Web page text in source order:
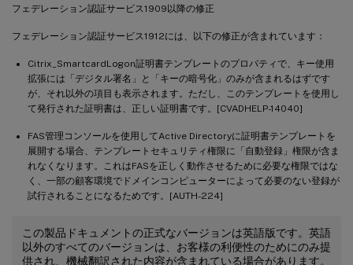
フェデレーション認証サービス1909以降の修正
フェデレーション認証サービス1912には、以下の修正が含まれています：
Citrix_SmartcardLogon証明書テンプレートのプロパティで、キー使用
拡張には「デジタル署名」と「キーの暗号化」のみが含まれるはずです
が、それ以外の項目も表示されます。ただし、このテンプレートを使用し
て発行された証明書は、正しい証明書です。[CVADHELP-14040]
FAS管理コンソールを使用してActive Directoryに証明書テンプレートを
展開する場合、テンプレートセキュリティ権限に「自動登録」権限が含ま
れなくなります。これはFASを正しく動作させるために必要な権限ではな
く、一部の顧客環境でドメインコンピューターによって必要のない登録が
試行されることになるためです。[AUTH-224]
この製品ドキュメントの正式なバージョンは英語版です。英語
以外のすべてのバージョンは、お客様の利便性のためにのみ提
供され、機械翻訳された内容が含まれている場合があります。